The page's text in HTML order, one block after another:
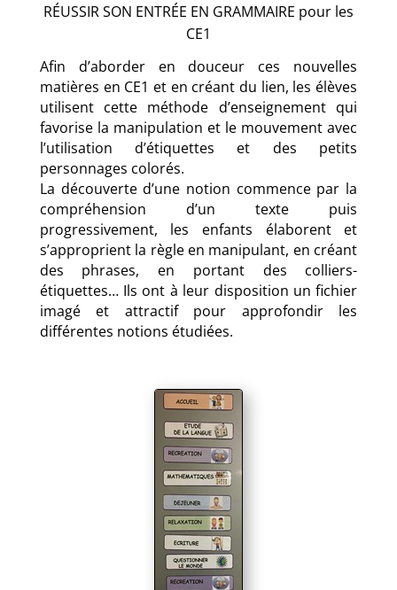
RÉUSSIR SON ENTRÉE EN GRAMMAIRE pour les
CE1
Afin d’aborder en douceur ces nouvelles
matières en CE1 et en créant du lien, les élèves
utilisent cette méthode d’enseignement qui
favorise la manipulation et le mouvement avec
l’utilisation d’étiquettes et des petits
personnages colorés.
La découverte d’une notion commence par la
compréhension d’un texte puis
progressivement, les enfants élaborent et
s’approprient la règle en manipulant, en créant
des phrases, en portant des colliers-
étiquettes… Ils ont à leur disposition un fichier
imagé et attractif pour approfondir les
différentes notions étudiées.